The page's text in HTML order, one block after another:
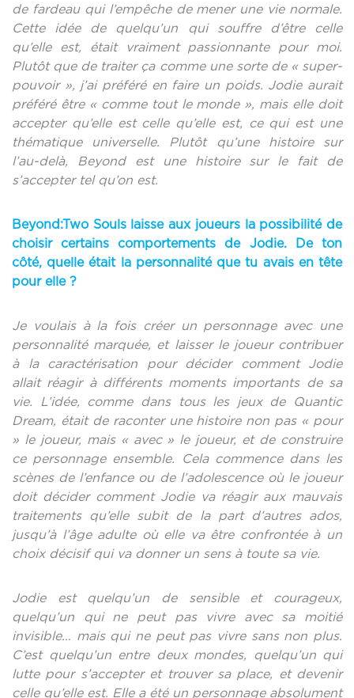
de fardeau qui l’empêche de mener une vie normale.
Cette idée de quelqu’un qui souffre d’être celle
qu’elle est, était vraiment passionnante pour moi.
Plutôt que de traiter ça comme une sorte de « super-
pouvoir», j’ai préféré en faire un poids. Jodie aurait
préféré être « comme tout le monde », mais elle doit
accepter qu’elle est celle qu’elle est, ce qui est une
thématique universelle. Plutôt qu’une histoire sur
l’au-delà, Beyond est une histoire sur le fait de
s’accepter tel qu’on est.
Beyond:Two Souls laisse aux joueurs la possibilité de
choisir certains comportements de Jodie. De ton
côté, quelle était la personnalité que tu avais en tête
pour elle ?
Je voulais à la fois créer un personnage avec une
personnalité marquée, et laisser le joueur contribuer
à la caractérisation pour décider comment Jodie
allait réagir à différents moments importants de sa
vie. L’idée, comme dans tous les jeux de Quantic
Dream, était de raconter une histoire non pas « pour
» le joueur, mais « avec » le joueur, et de construire
ce personnage ensemble. Cela commence dans les
scènes de l’enfance ou de l’adolescence où le joueur
doit décider comment Jodie va réagir aux mauvais
traitements qu’elle subit de la part d’autres ados,
jusqu’à l’âge adulte où elle va être confrontée à un
choix décisif qui va donner un sens à toute sa vie.
Jodie est quelqu’un de sensible et courageux,
quelqu’un qui ne peut pas vivre avec sa moitié
invisible… mais qui ne peut pas vivre sans non plus.
C’est quelqu’un entre deux mondes, quelqu’un qui
lutte pour s’accepter et trouver sa place, et devenir
celle qu’elle est. Elle a été un personnage absolument